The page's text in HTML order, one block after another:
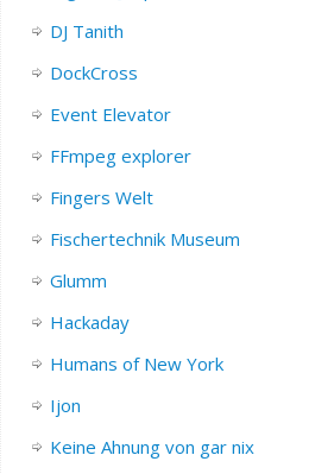
DJ Tanith
DockCross
Event Elevator
FFmpeg explorer
Fingers Welt
Fischertechnik Museum
Glumm
Hackaday
Humans of New York
Ijon
Keine Ahnung von gar nix